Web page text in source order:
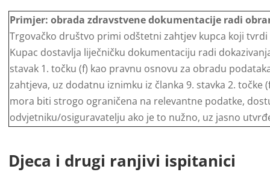
Primjer: obrada zdravstvene dokumentacije radi
Trgovačko društvo primi odštetni zahtjev kupca koji
Kupac dostavlja liječničku dokumentaciju radi
stavak 1. točku (f) kao pravnu osnovu za obradu
zahtjeva, uz dodatnu iznimku iz članka 9. stavka 2.
mora biti strogo ograničena na relevantne podatke,
odvjetniku/osiguravatelju ako je to nužno, uz jasno
Djeca i drugi ranjivi ispitanici